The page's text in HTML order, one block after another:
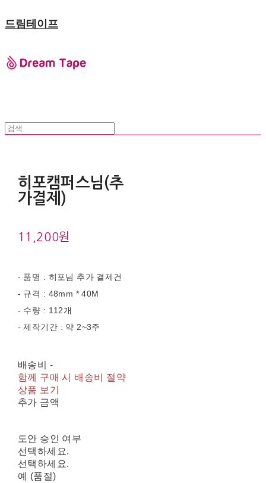
드림테이프
히포캠퍼스님(추
가결제)
11,200원
- 품명 : 히포님 추가 결제건
- 규격 : 48mm * 40M
- 수량 : 112개
- 제작기간 : 약 2~3주
배송비 -
함께 구매 시 배송비 절약
상품 보기
추가 금액
도안 승인 여부
선택하세요.
선택하세요.
예 (품절)